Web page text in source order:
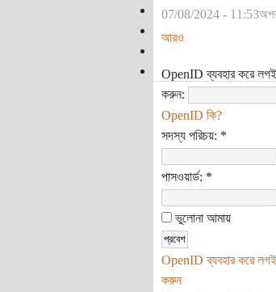
07/08/2024 -
আরও
OpenID ব্যবহার করে
করুন:
OpenID কি?
সদস্য পরিচয়: *
পাসওয়ার্ড: *
ভুলোনা আমায়
OpenID ব্যবহার করে
করুন